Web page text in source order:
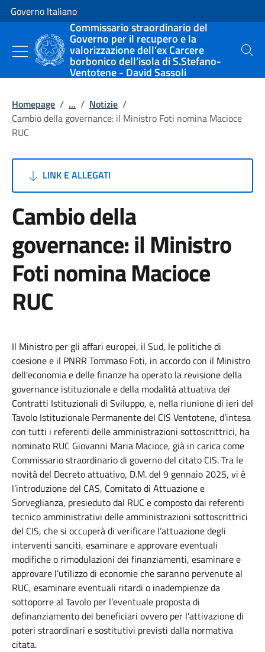
Vai al contenuto
Vai alla navigazione del sito
Governo Italiano
Commissario straordinario del
Governo per il recupero e la
valorizzazione dell’ex Carcere
borbonico dell’isola di S.Stefano-
Ventotene - David Sassoli
Cerca
Homepage / ... / Notizie /
Cambio della governance: il Ministro Foti nomina Macioce
RUC
LINK E ALLEGATI
Cambio della
governance: il Ministro
Foti nomina Macioce
RUC
Il Ministro per gli affari europei, il Sud, le politiche di
coesione e il PNRR Tommaso Foti, in accordo con il Ministro
dell'economia e delle finanze ha operato la revisione della
governance istituzionale e della modalità attuativa dei
Contratti Istituzionali di Sviluppo, e, nella riunione di ieri del
Tavolo Istituzionale Permanente del CIS Ventotene, d’intesa
con tutti i referenti delle amministrazioni sottoscrittrici, ha
nominato RUC Giovanni Maria Macioce, già in carica come
Commissario straordinario di governo del citato CIS. Tra le
novità del Decreto attuativo, D.M. del 9 gennaio 2025, vi è
l’introduzione del CAS, Comitato di Attuazione e
Sorveglianza, presieduto dal RUC e composto dai referenti
tecnico amministrativi delle amministrazioni sottoscrittrici
del CIS, che si occuperà di verificare l’attuazione degli
interventi sanciti, esaminare e approvare eventuali
modifiche o rimodulazioni dei finanziamenti, esaminare e
approvare l’utilizzo di economie che saranno pervenute al
RUC, esaminare eventuali ritardi o inadempienze da
sottoporre al Tavolo per l’eventuale proposta di
definanziamento dei beneficiari ovvero per l’attivazione di
poteri straordinari e sostitutivi previsti dalla normativa
citata.